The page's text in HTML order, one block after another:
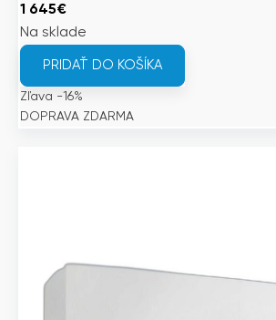
Pôvodná
cena
bola:
1
959€.
1 645€Aktuálna
cena
je:
645€.
Na sklade
PRIDAŤ DO KOŠÍKA
Zľava -16%
DOPRAVA ZDARMA